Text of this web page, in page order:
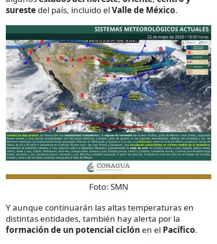
sureste del país, incluido el Valle de México.
Foto: SMN
Y aunque continuarán las altas temperaturas en
distintas entidades, también hay alerta por la
formación de un potencial ciclón en el Pacífico.